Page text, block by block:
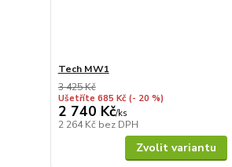
Tech MW1
3 425 Kč
Ušetříte 685 Kč (- 20 %)
2 740 Kč/ks
2 264 Kč bez DPH
Zvolit variantu